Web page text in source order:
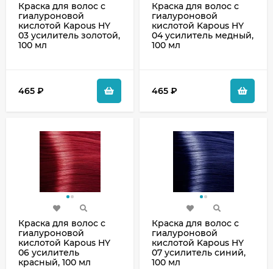
Краска для волос с
гиалуроновой
кислотой Kapous HY
03 усилитель золотой,
100 мл
465 ₽
Краска для волос с
гиалуроновой
кислотой Kapous HY
04 усилитель медный,
100 мл
465 ₽
Краска для волос с
гиалуроновой
кислотой Kapous HY
06 усилитель
красный, 100 мл
Краска для волос с
гиалуроновой
кислотой Kapous HY
07 усилитель синий,
100 мл